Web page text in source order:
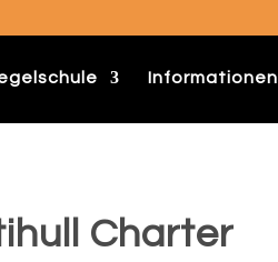
Informationen
Charter